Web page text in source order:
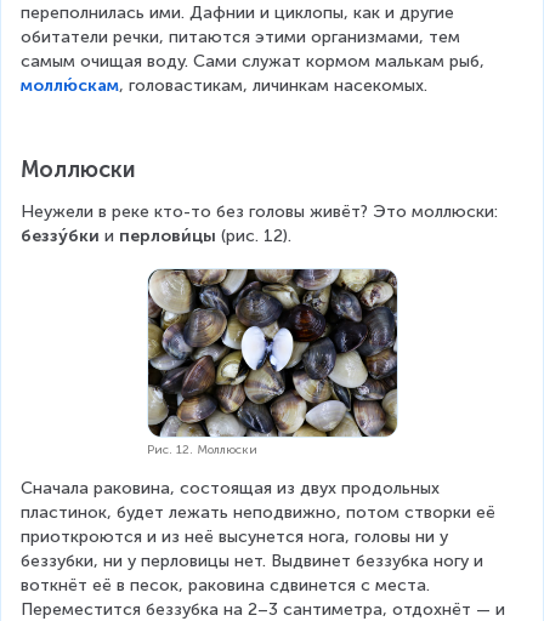
переполнилась ими. Дафнии и циклопы, как и другие
обитатели речки, питаются этими организмами, тем
самым очищая воду. Сами служат кормом малькам рыб,
моллю́скам, головастикам, личинкам насекомых.
Моллюски
Неужели в реке кто-то без головы живёт? Это моллюски:
беззу́бки и перлови́цы (рис. 12).
Рис. 12. Моллюски
Сначала раковина, состоящая из двух продольных
пластинок, будет лежать неподвижно, потом створки её
приоткроются и из неё высунется нога, головы ни у
беззубки, ни у перловицы нет. Выдвинет беззубка ногу и
воткнёт её в песок, раковина сдвинется с места.
Переместится беззубка на 2–3 сантиметра, отдохнёт — и